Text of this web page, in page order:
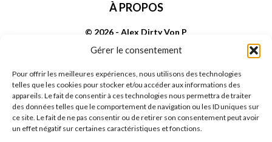
Gérer le consentement
Pour offrir les meilleures expériences, nous utilisons des technologies
telles que les cookies pour stocker et/ou accéder aux informations des
appareils. Le fait de consentir à ces technologies nous permettra de traiter
des données telles que le comportement de navigation ou les ID uniques sur
ce site. Le fait de ne pas consentir ou de retirer son consentement peut avoir
un effet négatif sur certaines caractéristiques et fonctions.
À PROPOS
© 2026 - Alex Dirty Von P
SUIVEZ NOUS